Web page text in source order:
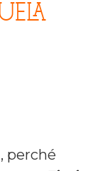
perché